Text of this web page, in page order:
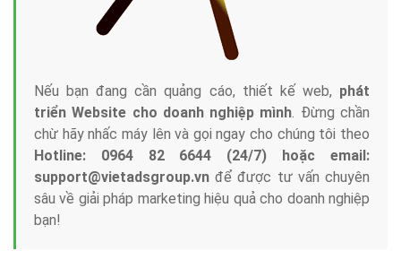
Nếu bạn đang cần quảng cáo, thiết kế web, phát
triển Website cho doanh nghiệp mình. Đừng chần
chừ hãy nhấc máy lên và gọi ngay cho chúng tôi theo
Hotline: 0964 82 6644 (24/7) hoặc email:
support@vietadsgroup.vn để được tư vấn chuyên
sâu về giải pháp marketing hiệu quả cho doanh nghiệp
bạn!